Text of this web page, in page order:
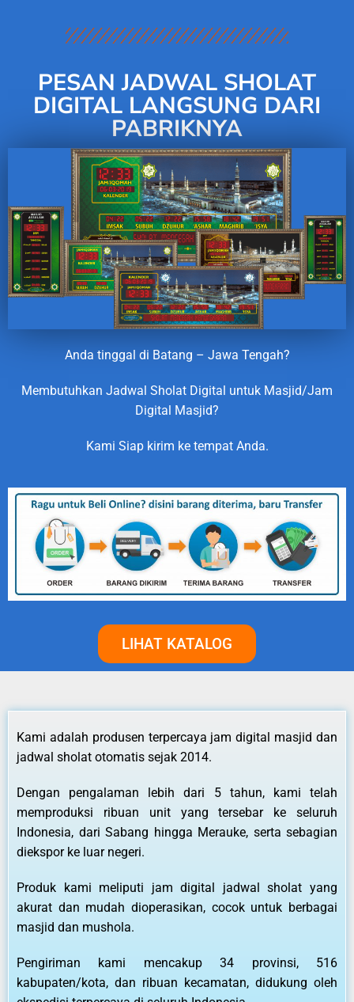
PESAN JADWAL SHOLAT
DIGITAL LANGSUNG DARI
PABRIKNYA
Anda tinggal di Batang – Jawa Tengah?
Membutuhkan Jadwal Sholat Digital untuk Masjid/Jam
Digital Masjid?
Kami Siap kirim ke tempat Anda.
LIHAT KATALOG
Kami adalah produsen terpercaya jam digital masjid dan
jadwal sholat otomatis sejak 2014.
Dengan pengalaman lebih dari 5 tahun, kami telah
memproduksi ribuan unit yang tersebar ke seluruh
Indonesia, dari Sabang hingga Merauke, serta sebagian
diekspor ke luar negeri.
Produk kami meliputi jam digital jadwal sholat yang
akurat dan mudah dioperasikan, cocok untuk berbagai
masjid dan mushola.
Pengiriman kami mencakup 34 provinsi, 516
kabupaten/kota, dan ribuan kecamatan, didukung oleh